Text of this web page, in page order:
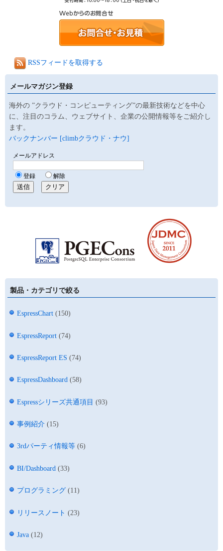
RSSフィードを取得する
メールマガジン登録
海外の ”クラウド・コンピューティング”の最新技術などを中心
に、注目のコラム、ウェブサイト、企業の公開情報等をご紹介し
ます。
バックナンバー [climbクラウド・ナウ]
製品・カテゴリで絞る
EspressChart (150)
EspressReport (74)
EspressReport ES (74)
EspressDashboard (58)
Espressシリーズ共通項目 (93)
事例紹介 (15)
3rdパーティ情報等 (6)
BI/Dashboard (33)
プログラミング (11)
リリースノート (23)
Java (12)